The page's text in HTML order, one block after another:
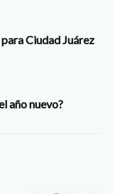
Ciudad Juárez
año nuevo?